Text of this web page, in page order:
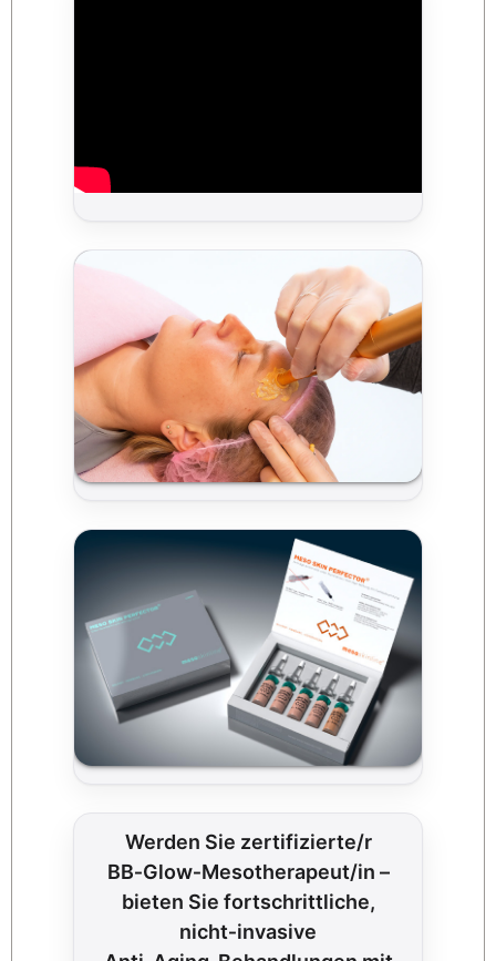
Werden Sie zertifizierte/r
BB‑Glow‑Mesotherapeut/in –
bieten Sie fortschrittliche,
nicht‑invasive